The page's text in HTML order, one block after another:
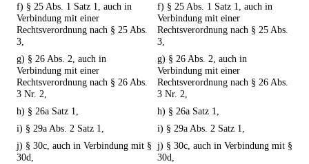
f) § 25 Abs. 1 Satz 1, auch in
Verbindung mit einer
Rechtsverordnung nach § 25 Abs.
3,
f) § 25 Abs. 1 Satz 1, auch in
Verbindung mit einer
Rechtsverordnung nach § 25 Abs.
3,
g) § 26 Abs. 2, auch in
Verbindung mit einer
Rechtsverordnung nach § 26 Abs.
3 Nr. 2,
g) § 26 Abs. 2, auch in
Verbindung mit einer
Rechtsverordnung nach § 26 Abs.
3 Nr. 2,
h) § 26a Satz 1,
h) § 26a Satz 1,
i) § 29a Abs. 2 Satz 1,
i) § 29a Abs. 2 Satz 1,
j) § 30c, auch in Verbindung mit §
30d,
j) § 30c, auch in Verbindung mit §
30d,